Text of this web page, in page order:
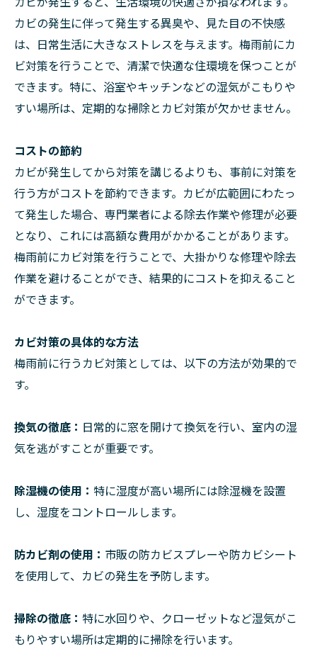
カビの発生に伴って発生する異臭や、見た目の不快感
は、日常生活に大きなストレスを与えます。梅雨前にカ
ビ対策を行うことで、清潔で快適な住環境を保つことが
できます。特に、浴室やキッチンなどの湿気がこもりや
すい場所は、定期的な掃除とカビ対策が欠かせません。
コストの節約
カビが発生してから対策を講じるよりも、事前に対策を
行う方がコストを節約できます。カビが広範囲にわたっ
て発生した場合、専門業者による除去作業や修理が必要
となり、これには高額な費用がかかることがあります。
梅雨前にカビ対策を行うことで、大掛かりな修理や除去
作業を避けることができ、結果的にコストを抑えること
ができます。
カビ対策の具体的な方法
梅雨前に行うカビ対策としては、以下の方法が効果的で
す。
換気の徹底： 日常的に窓を開けて換気を行い、室内の湿
気を逃がすことが重要です。
除湿機の使用： 特に湿度が高い場所には除湿機を設置
し、湿度をコントロールします。
防カビ剤の使用： 市販の防カビスプレーや防カビシート
を使用して、カビの発生を予防します。
掃除の徹底： 特に水回りや、クローゼットなど湿気がこ
もりやすい場所は定期的に掃除を行います。